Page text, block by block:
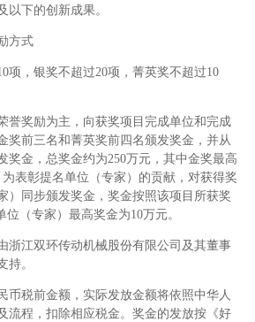
以下的创新成果。
方式
项，银奖不超过20项，菁英奖不超过10
誉奖励为主，向获奖项目完成单位和完成
奖前三名和菁英奖前四名颁发奖金，并从
奖金，总奖金约为250万元，其中金奖最高
表彰提名单位（专家）的贡献，对获得奖
）同步颁发奖金，奖金按照该项目所获奖
（专家）最高奖金为10万元。
浙江双环传动机械股份有限公司及其董事
持。
币税前金额，实际发放金额将依照中华人
流程，扣除相应税金。奖金的发放按《好